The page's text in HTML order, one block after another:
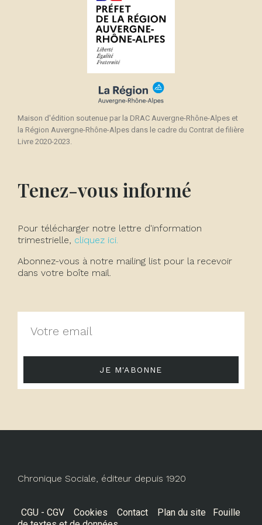
Maison d'édition soutenue par la DRAC Auvergne-Rhône-Alpes et
la Région Auvergne-Rhône-Alpes dans le cadre du Contrat de filière
Livre 2020-2023.
Tenez-vous informé
Pour télécharger notre lettre d'information
trimestrielle, cliquez ici.
Abonnez-vous à notre mailing list pour la recevoir
dans votre boîte mail.
JE M'ABONNE
Chronique Sociale, éditeur depuis 1920
CGU - CGV Cookies Contact Plan du site
Fouille